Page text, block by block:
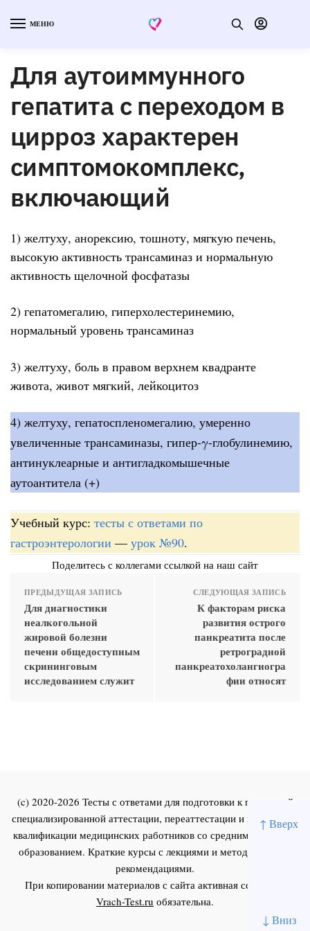
↑ Вверх
↓ Вниз
МЕНЮ
Для аутоиммунного
гепатита с переходом в
цирроз характерен
симптомокомплекс,
включающий
1) желтуху, анорексию, тошноту, мягкую печень,
высокую активность трансаминаз и нормальную
активность щелочной фосфатазы
2) гепатомегалию, гиперхолестеринемию,
нормальный уровень трансаминаз
3) желтуху, боль в правом верхнем квадранте
живота, живот мягкий, лейкоцитоз
4) желтуху, гепатоспленомегалию, умеренно
увеличенные трансаминазы, гипер-γ-глобулинемию,
антинуклеарные и антигладкомышечные
аутоантитела (+)
Учебный курс: тесты с ответами по
гастроэнтерологии — урок №90.
Поделитесь с коллегами ссылкой на наш сайт
ПРЕДЫДУЩАЯ ЗАПИСЬ
Для диагностики
неалкогольной
жировой болезни
печени общедоступным
скрининговым
исследованием служит
СЛЕДУЮЩАЯ ЗАПИСЬ
К факторам риска
развития острого
панкреатита после
ретроградной
панкреатохолангиогра
фии относят
(c) 2020-2026 Тесты с ответами для подготовки к первичной
специализированной аттестации, переаттестации и повышения
квалификации медицинских работников со средним и высшим
образованием. Краткие курсы с лекциями и методическими
рекомендациями.
При копировании материалов с сайта активная ссылка на
Vrach-Test.ru обязательна.